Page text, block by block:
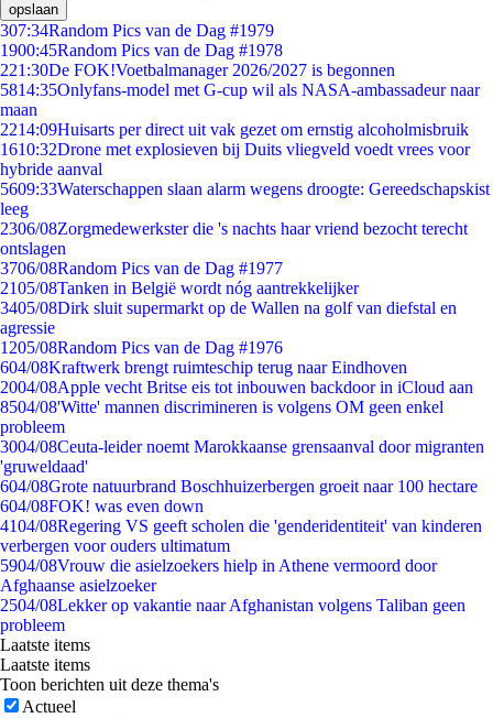
opslaan
307:34Random Pics van de Dag #1979
1900:45Random Pics van de Dag #1978
221:30De FOK!Voetbalmanager 2026/2027 is begonnen
5814:35Onlyfans-model met G-cup wil als NASA-ambassadeur naar
maan
2214:09Huisarts per direct uit vak gezet om ernstig alcoholmisbruik
1610:32Drone met explosieven bij Duits vliegveld voedt vrees voor
hybride aanval
5609:33Waterschappen slaan alarm wegens droogte: Gereedschapskist
leeg
2306/08Zorgmedewerkster die 's nachts haar vriend bezocht terecht
ontslagen
3706/08Random Pics van de Dag #1977
2105/08Tanken in België wordt nóg aantrekkelijker
3405/08Dirk sluit supermarkt op de Wallen na golf van diefstal en
agressie
1205/08Random Pics van de Dag #1976
604/08Kraftwerk brengt ruimteschip terug naar Eindhoven
2004/08Apple vecht Britse eis tot inbouwen backdoor in iCloud aan
8504/08'Witte' mannen discrimineren is volgens OM geen enkel
probleem
3004/08Ceuta-leider noemt Marokkaanse grensaanval door migranten
'gruweldaad'
604/08Grote natuurbrand Boschhuizerbergen groeit naar 100 hectare
604/08FOK! was even down
4104/08Regering VS geeft scholen die 'genderidentiteit' van kinderen
verbergen voor ouders ultimatum
5904/08Vrouw die asielzoekers hielp in Athene vermoord door
Afghaanse asielzoeker
2504/08Lekker op vakantie naar Afghanistan volgens Taliban geen
probleem
Laatste items
Laatste items
Toon berichten uit deze thema's
Actueel